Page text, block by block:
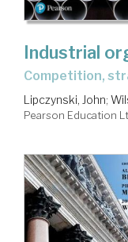
Industrial
competition,
Lipczynski, John;
Pearson Education